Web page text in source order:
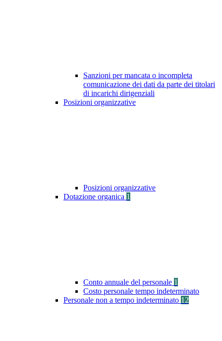
Sanzioni per mancata o incompleta
comunicazione dei dati da parte dei titolari
di incarichi dirigenziali
Posizioni organizzative
Posizioni organizzative
Dotazione organica 1
Conto annuale del personale 1
Costo personale tempo indeterminato
Personale non a tempo indeterminato 12